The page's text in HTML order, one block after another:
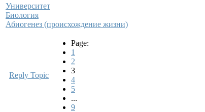
Университет
Биология
Абиогенез (происхождение жизни)
Reply Topic
Page:
1
2
3
4
5
...
9